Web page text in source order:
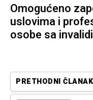
Omogućeno
uslovima i
osobe sa
PRETHODNI ČLANAK